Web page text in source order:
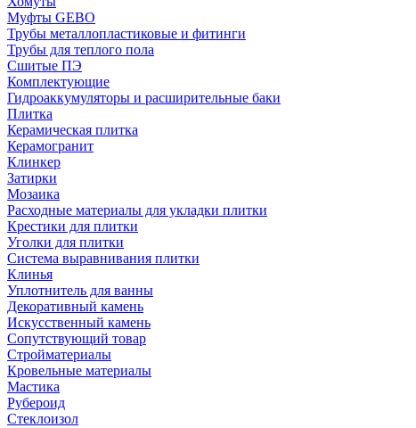
Муфты GEBO
Трубы металлопластиковые и фитинги
Трубы для теплого пола
Сшитые ПЭ
Комплектующие
Гидроаккумуляторы и расширительные баки
Плитка
Керамическая плитка
Керамогранит
Клинкер
Затирки
Мозаика
Расходные материалы для укладки плитки
Крестики для плитки
Уголки для плитки
Система выравнивания плитки
Клинья
Уплотнитель для ванны
Декоративный камень
Искусственный камень
Сопутствующий товар
Стройматериалы
Кровельные материалы
Мастика
Рубероид
Стеклоизол